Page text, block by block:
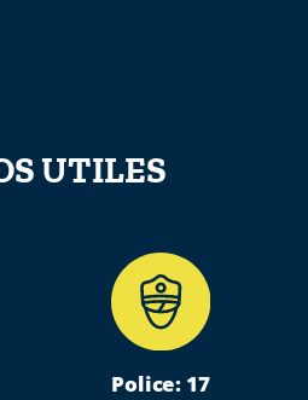
UTILES
Police: 17